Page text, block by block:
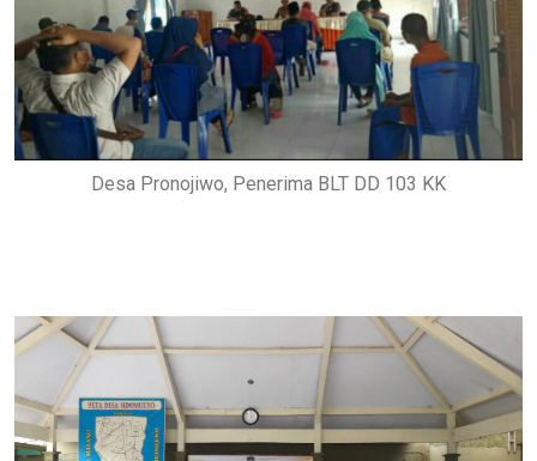
Desa Pronojiwo, Penerima BLT DD 103 KK